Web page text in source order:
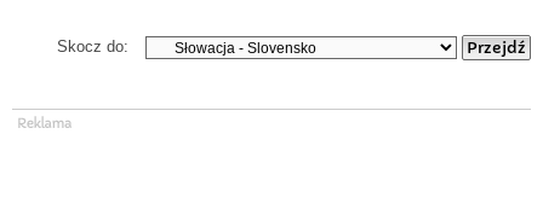
Skocz do: